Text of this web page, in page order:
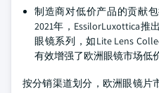
制造商对低价产品的贡献
2021年，EssilorLuxottica
眼镜系列，如Lite Lens
有效增强了欧洲眼镜市场低
按分销渠道划分，欧洲眼镜片